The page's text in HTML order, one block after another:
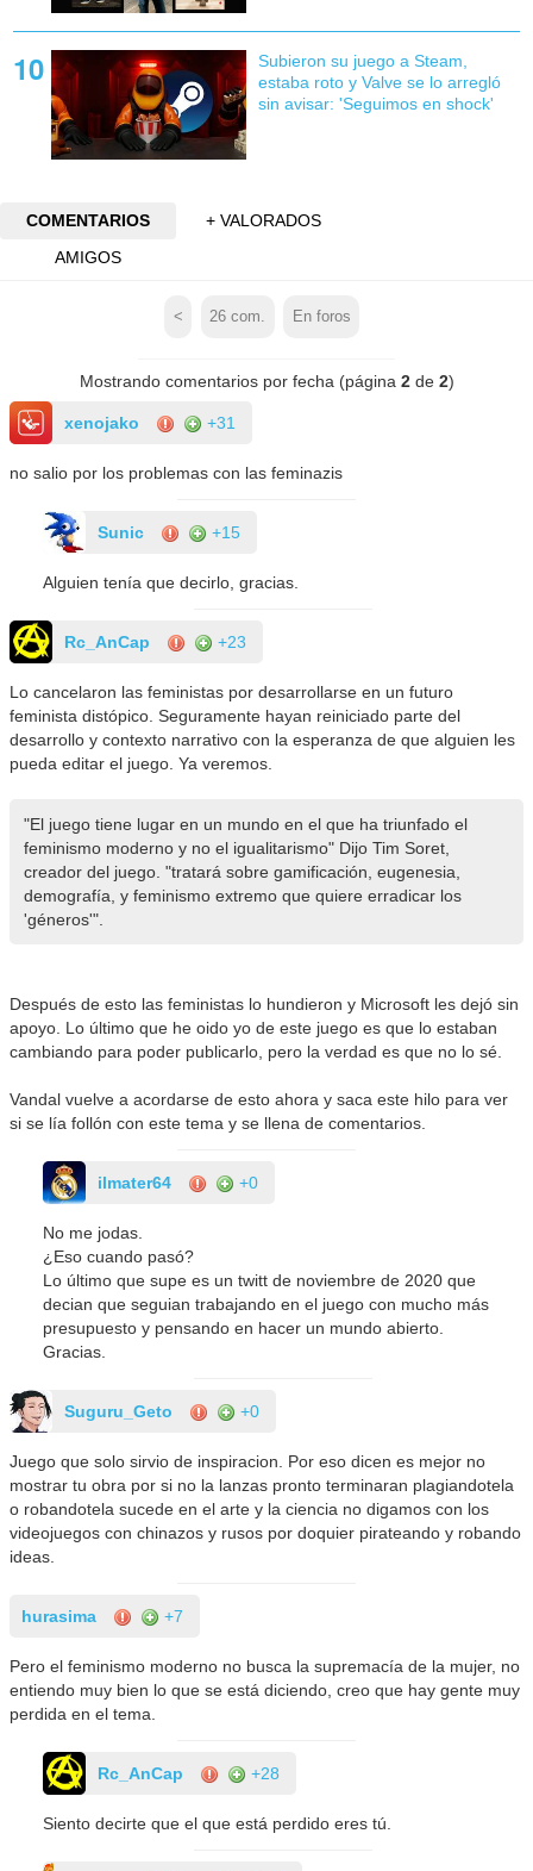
Subieron su juego a Steam,
estaba roto y Valve se lo arregló
sin avisar: 'Seguimos en shock'
COMENTARIOS
+ VALORADOS
AMIGOS
< 26 com. En foros
Mostrando comentarios por fecha (página 2de 2)
xenojako +31
no salio por los problemas con las feminazis
Sunic +15
Alguien tenía que decirlo, gracias.
Rc_AnCap +23
Lo cancelaron las feministas por desarrollarse en un futuro
feminista distópico. Seguramente hayan reiniciado parte del
desarrollo y contexto narrativo con la esperanza de que alguien les
pueda editar el juego. Ya veremos.
"El juego tiene lugar en un mundo en el que ha triunfado el
feminismo moderno y no el igualitarismo" Dijo Tim Soret,
creador del juego. "tratará sobre gamificación, eugenesia,
demografía, y feminismo extremo que quiere erradicar los
'géneros'".
Después de esto las feministas lo hundieron y Microsoft les dejó sin
apoyo. Lo último que he oido yo de este juego es que lo estaban
cambiando para poder publicarlo, pero la verdad es que no lo sé.
Vandal vuelve a acordarse de esto ahora y saca este hilo para ver
si se lía follón con este tema y se llena de comentarios.
ilmater64 +0
No me jodas.
¿Eso cuando pasó?
Lo último que supe es un twitt de noviembre de 2020 que
decian que seguian trabajando en el juego con mucho más
presupuesto y pensando en hacer un mundo abierto.
Gracias.
Suguru_Geto +0
Juego que solo sirvio de inspiracion. Por eso dicen es mejor no
mostrar tu obra por si no la lanzas pronto terminaran plagiandotela
o robandotela sucede en el arte y la ciencia no digamos con los
videojuegos con chinazos y rusos por doquier pirateando y robando
ideas.
hurasima +7
Pero el feminismo moderno no busca la supremacía de la mujer, no
entiendo muy bien lo que se está diciendo, creo que hay gente muy
perdida en el tema.
Rc_AnCap +28
Siento decirte que el que está perdido eres tú.